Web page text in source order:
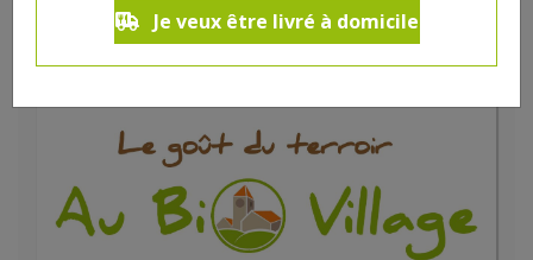
Je veux être livré à domicile
Réception souhaitée le